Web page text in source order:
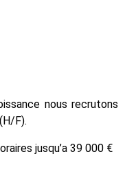
nous recrutons
F).
jusqu’a 39 000 €